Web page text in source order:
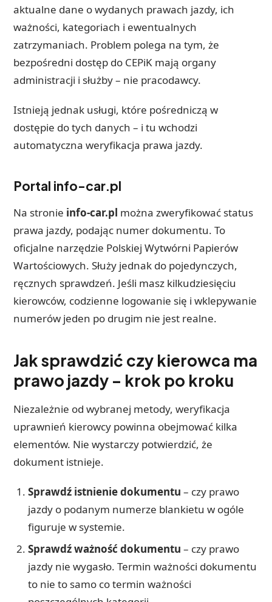
aktualne dane o wydanych prawach jazdy, ich
ważności, kategoriach i ewentualnych
zatrzymaniach. Problem polega na tym, że
bezpośredni dostęp do CEPiK mają organy
administracji i służby – nie pracodawcy.
Istnieją jednak usługi, które pośredniczą w
dostępie do tych danych – i tu wchodzi
automatyczna weryfikacja prawa jazdy.
Portal info-car.pl
Na stronie info-car.pl można zweryfikować status
prawa jazdy, podając numer dokumentu. To
oficjalne narzędzie Polskiej Wytwórni Papierów
Wartościowych. Służy jednak do pojedynczych,
ręcznych sprawdzeń. Jeśli masz kilkudziesięciu
kierowców, codzienne logowanie się i wklepywanie
numerów jeden po drugim nie jest realne.
Jak sprawdzić czy kierowca ma
prawo jazdy – krok po kroku
Niezależnie od wybranej metody, weryfikacja
uprawnień kierowcy powinna obejmować kilka
elementów. Nie wystarczy potwierdzić, że
dokument istnieje.
Sprawdź istnienie dokumentu – czy prawo
jazdy o podanym numerze blankietu w ogóle
figuruje w systemie.
Sprawdź ważność dokumentu – czy prawo
jazdy nie wygasło. Termin ważności dokumentu
to nie to samo co termin ważności